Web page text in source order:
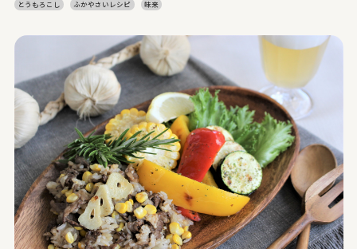
とうもろこし ふかやさいレシピ 味来